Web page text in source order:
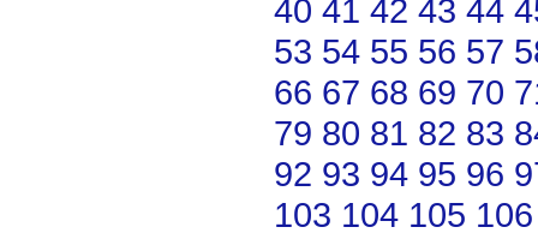
40 41 42 43 44
53 54 55 56 57
66 67 68 69 70
79 80 81 82 83
92 93 94 95 96
103 104 105 106